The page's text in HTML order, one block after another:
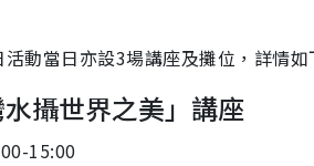
動當日亦設3場講座及攤位，詳情如
水攝世界之美」講座
15:00